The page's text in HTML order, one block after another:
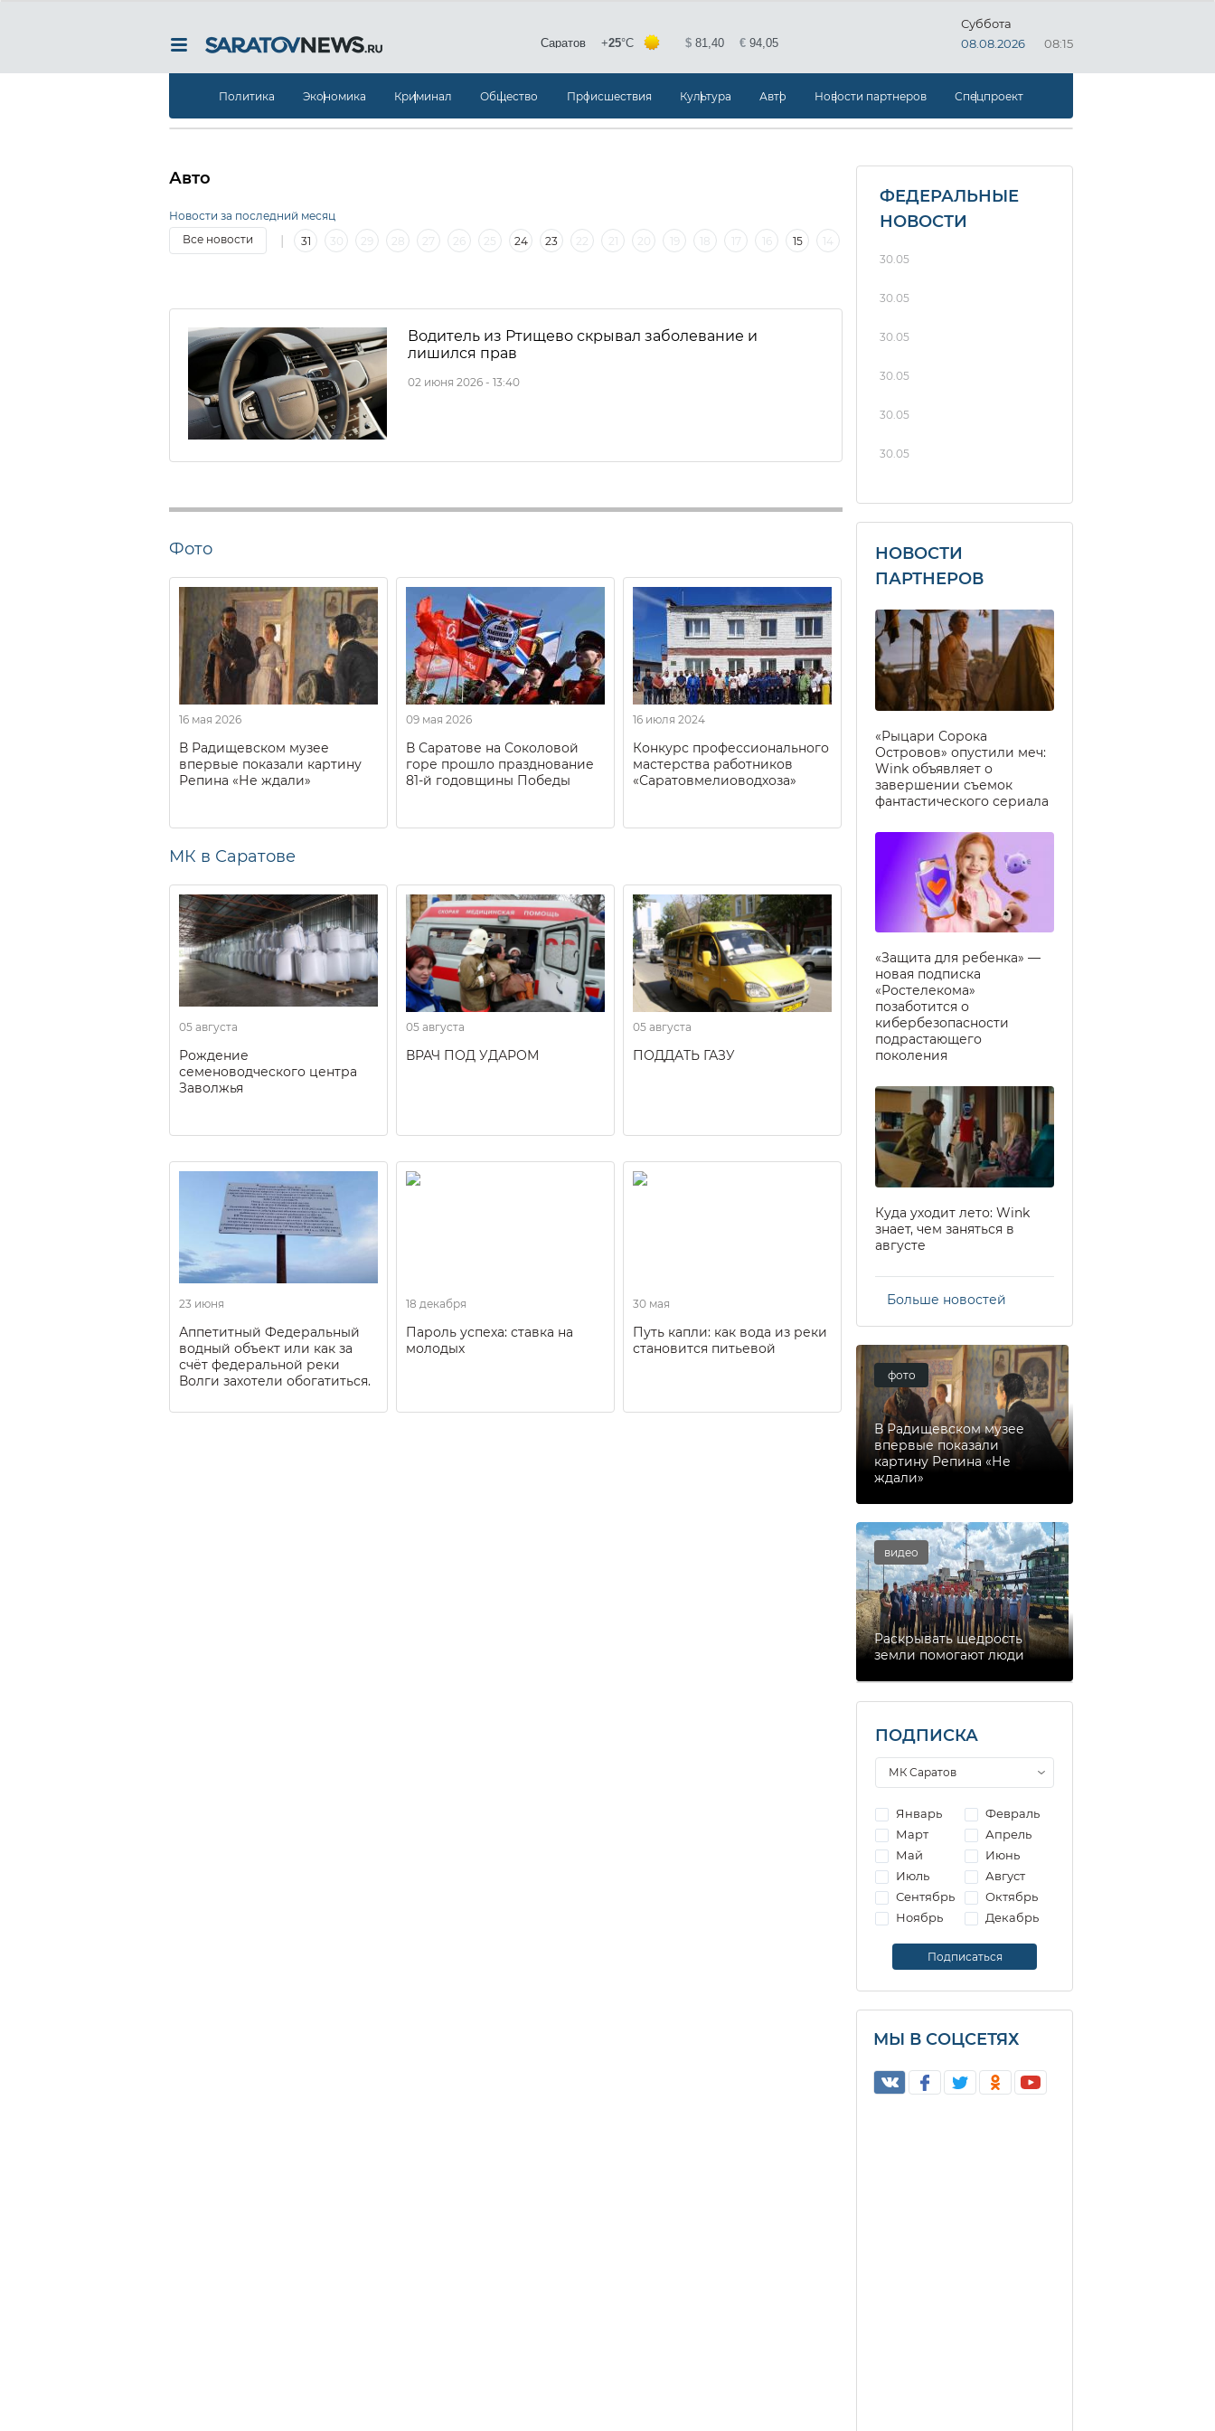
Суббота
08.08.2026
08:15
Политика Экономика Криминал Общество Происшествия Культура Авто Новости партнеров Спецпроект
Авто
Новости за последний месяц
Все новости
| 31 30 29 28 27 26 25 24 23 22 21 20 19 18 17 16 15 14
Водитель из Ртищево скрывал заболевание и
лишился прав
02 июня 2026 - 13:40
Фото
16 мая 2026
В Радищевском музее
впервые показали картину
Репина «Не ждали»
09 мая 2026
В Саратове на Соколовой
горе прошло празднование
81-й годовщины Победы
16 июля 2024
Конкурс профессионального
мастерства работников
«Саратовмелиоводхоза»
МК в Саратове
05 августа
Рождение
семеноводческого центра
Заволжья
05 августа
ВРАЧ ПОД УДАРОМ
05 августа
ПОДДАТЬ ГАЗУ
23 июня
Аппетитный Федеральный
водный объект или как за
счёт федеральной реки
Волги захотели обогатиться.
18 декабря
Пароль успеха: ставка на
молодых
30 мая
Путь капли: как вода из реки
становится питьевой
ФЕДЕРАЛЬНЫЕ
НОВОСТИ
30.05
30.05
30.05
30.05
30.05
30.05
НОВОСТИ
ПАРТНЕРОВ
«Рыцари Сорока
Островов» опустили меч:
Wink объявляет о
завершении съемок
фантастического сериала
«Защита для ребенка» —
новая подписка
«Ростелекома»
позаботится о
кибербезопасности
подрастающего
поколения
Куда уходит лето: Wink
знает, чем заняться в
августе
Больше новостей
фото
В Радищевском музее
впервые показали
картину Репина «Не
ждали»
видео
Раскрывать щедрость
земли помогают люди
ПОДПИСКА
Январь
Февраль
Март
Апрель
Май
Июнь
Июль
Август
Сентябрь
Октябрь
Ноябрь
Декабрь
МЫ В СОЦСЕТЯХ